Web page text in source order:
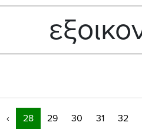
‹ 28 29 30 31 32